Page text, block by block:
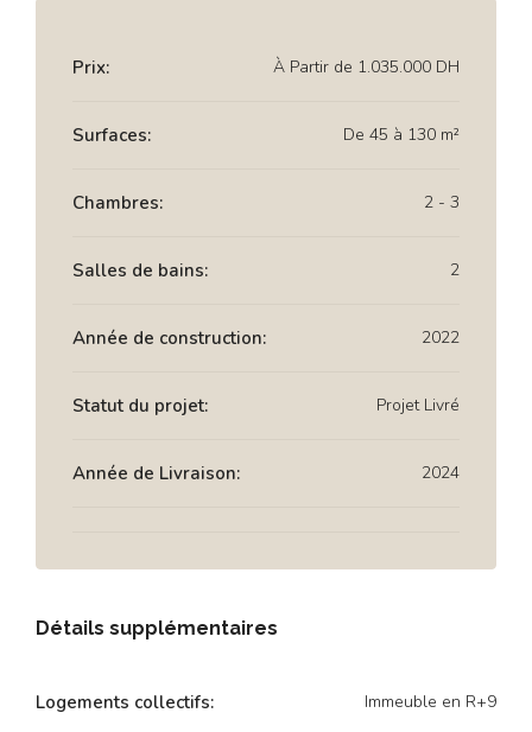
Prix: À Partir de 1.035.000 DH
Surfaces: De 45 à 130 m²
Chambres: 2 - 3
Salles de bains: 2
Année de construction: 2022
Statut du projet: Projet Livré
Année de Livraison: 2024
Détails supplémentaires
Logements collectifs: Immeuble en R+9